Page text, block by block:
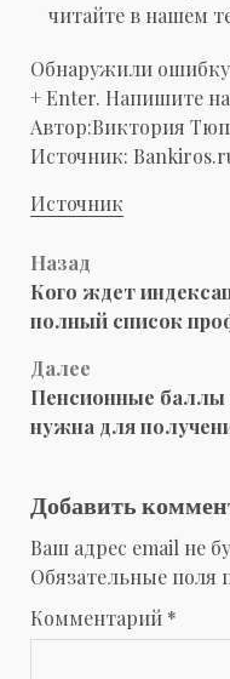
читайте в нашем
Обнаружили
+ Enter. Напишите
Автор:Виктория
Источник:
Источник
Навигация
записи
Назад
Кого ждет
полный список
Далее
Пенсионные баллы
нужна для
Добавить
Ваш адрес email не
Обязательные поля
Комментарий *